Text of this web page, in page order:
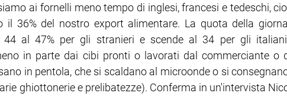
ai fornelli meno tempo di inglesi, francesi e tedeschi,
36% del nostro export alimentare. La quota della
44 al 47% per gli stranieri e scende al 34 per gli
in parte dai cibi pronti o lavorati dal commerciante o
in pentola, che si scaldano al microonde o si
ghiottonerie e prelibatezze). Conferma in un'intervista